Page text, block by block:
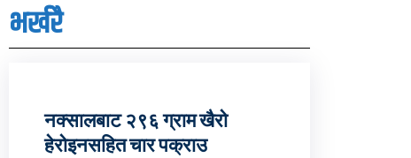
भर्खरै
नक्सालबाट २९६ ग्राम खैरो
हेरोइनसहित चार पक्राउ